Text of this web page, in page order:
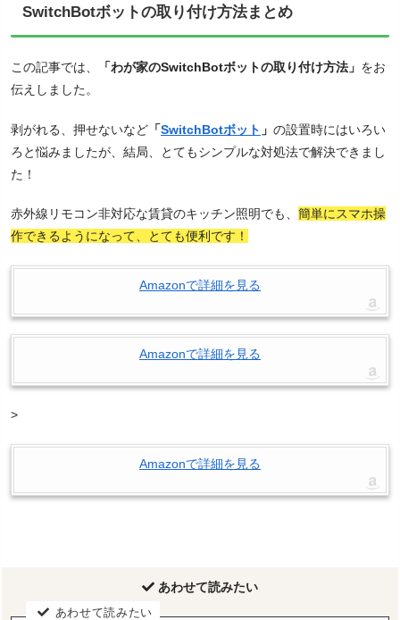
SwitchBotボットの取り付け方法まとめ
この記事では、 「わが家のSwitchBotボットの取り付け方法」 をお
伝えしました。
剥がれる、押せないなど 「SwitchBotボット 」 の設置時にはいろい
ろと悩みましたが、結局、とてもシンプルな対処法で解決できまし
た！
赤外線リモコン非対応な賃貸のキッチン照明でも、 簡単にスマホ操
作できるようになって、とても便利です！
Amazonで詳細を見る
Amazonで詳細を見る
>
Amazonで詳細を見る
あわせて読みたい